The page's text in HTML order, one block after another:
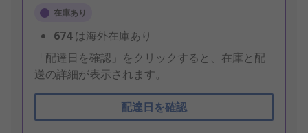
在庫あり
674は海外在庫あり
「配達日を確認」をクリックすると、在庫と配
送の詳細が表示されます。
配達日を確認